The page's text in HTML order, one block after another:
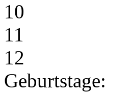
10
11
12
Geburtstage: